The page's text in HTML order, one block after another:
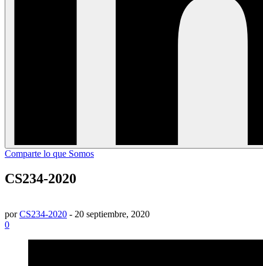
Comparte lo que Somos
CS234-2020
porCS234-2020 - 20 septiembre, 2020
0